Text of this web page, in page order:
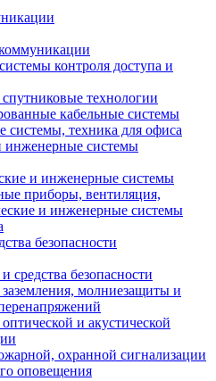
контроля доступа и
технологии
кабельные системы
системы, техника для офиса
инженерные системы
и инженерные системы
приборы, вентиляция,
и инженерные системы
безопасности
средства безопасности
заземления, молниезащиты и
и акустической
охранной сигнализации
оповещения